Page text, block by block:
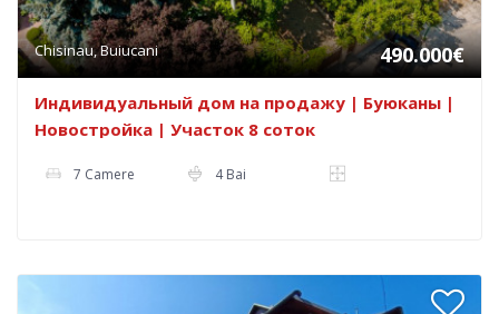
Chisinau, Buiucani 490.000€
Индивидуальный дом на продажу | Буюканы |
Новостройка | Участок 8 соток
7 Camere 4 Bai